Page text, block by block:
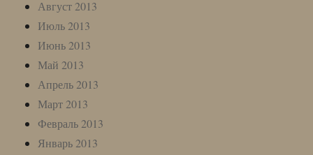
Август 2013
Июль 2013
Июнь 2013
Май 2013
Апрель 2013
Март 2013
Февраль 2013
Январь 2013